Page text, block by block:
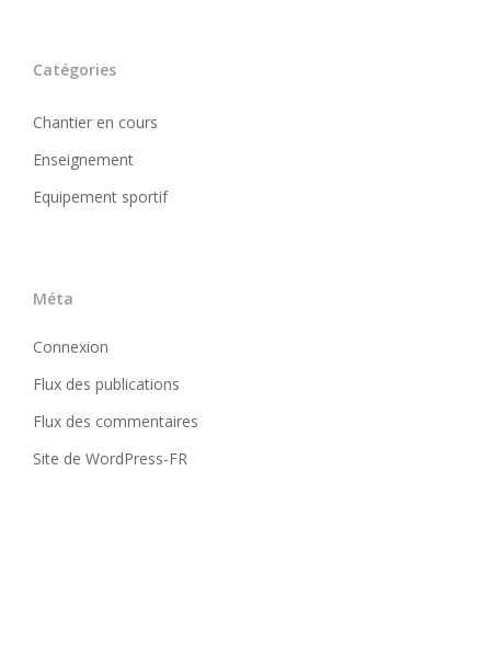
Catégories
Chantier en cours
Enseignement
Equipement sportif
Méta
Connexion
Flux des publications
Flux des commentaires
Site de WordPress-FR